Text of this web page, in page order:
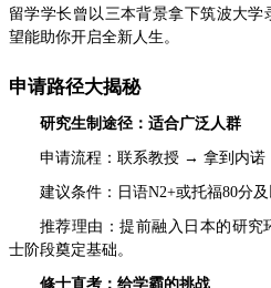
留学学长曾以三本背景拿下筑波大
望能助你开启全新人生。
申请路径大揭秘
研究生制途径：适合广泛人群
申请流程：联系教授 → 拿到内
建议条件：日语N2+或托福80分
推荐理由：提前融入日本的研究
士阶段奠定基础。
修士直考：给学霸的挑战